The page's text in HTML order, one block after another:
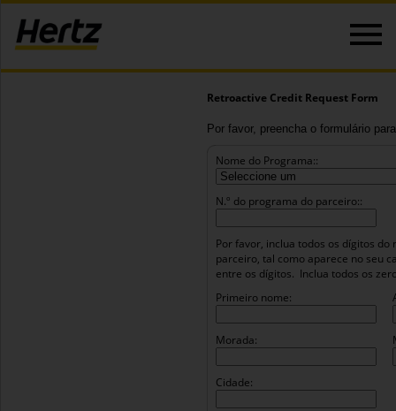
Retroactive Credit Request Form
Por favor, preencha o formulário
Nome do Programa::
N.º do programa do parceiro::
Por favor, inclua todos os dígitos
parceiro, tal como aparece no seu
entre os dígitos. Inclua todos os
Primeiro nome:
Morada:
Cidade: